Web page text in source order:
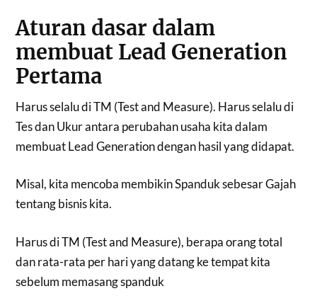
Aturan dasar dalam
membuat Lead Generation
Pertama
Harus selalu di TM (Test and Measure). Harus selalu di
Tes dan Ukur antara perubahan usaha kita dalam
membuat Lead Generation dengan hasil yang didapat.
Misal, kita mencoba membikin Spanduk sebesar Gajah
tentang bisnis kita.
Harus di TM (Test and Measure), berapa orang total
dan rata-rata per hari yang datang ke tempat kita
sebelum memasang spanduk